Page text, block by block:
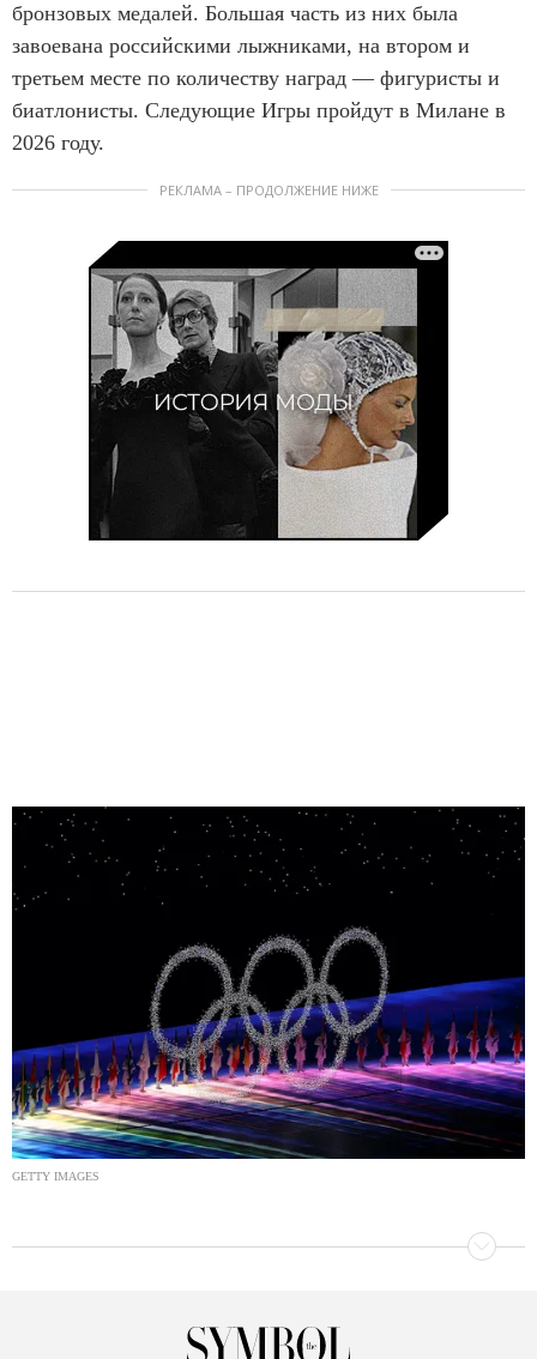
бронзовых медалей. Большая часть из них была
завоевана российскими лыжниками, на втором и
третьем месте по количеству наград — фигуристы и
биатлонисты. Следующие Игры пройдут в Милане в
2026 году.
РЕКЛАМА – ПРОДОЛЖЕНИЕ НИЖЕ
GETTY IMAGES